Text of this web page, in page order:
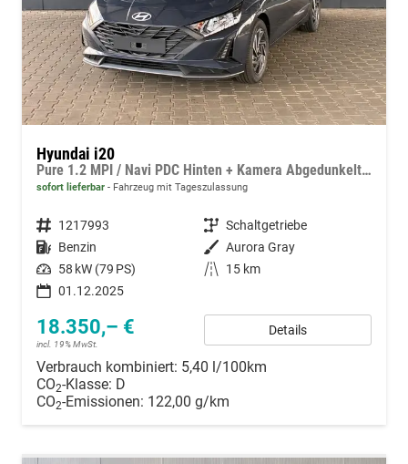
Hyundai i20
Pure 1.2 MPI / Navi PDC Hinten + Kamera Abgedunkelte Scheiben Tempomat Alu 16"
sofort lieferbar Fahrzeug mit Tageszulassung
Fahrzeugnummer 1217993 Getriebe Schaltgetriebe
Kraftstoff Benzin Außenfarbe Aurora Gray
Leistung 58 kW (79 PS) Kilometerstand
15 km
01.12.2025
18.350,– €
incl. 19% MwSt.
Details
Verbrauch kombiniert: 5,40 l/100km
CO2-Klasse: D
CO2-Emissionen: 122,00 g/km